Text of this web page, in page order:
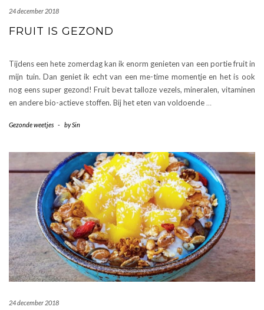
24 december 2018
FRUIT IS GEZOND
Tijdens een hete zomerdag kan ik enorm genieten van een portie fruit in
mijn tuin. Dan geniet ik echt van een me-time momentje en het is ook
nog eens super gezond! Fruit bevat talloze vezels, mineralen, vitaminen
en andere bio-actieve stoffen. Bij het eten van voldoende …
Gezonde weetjes - bySin
24 december 2018